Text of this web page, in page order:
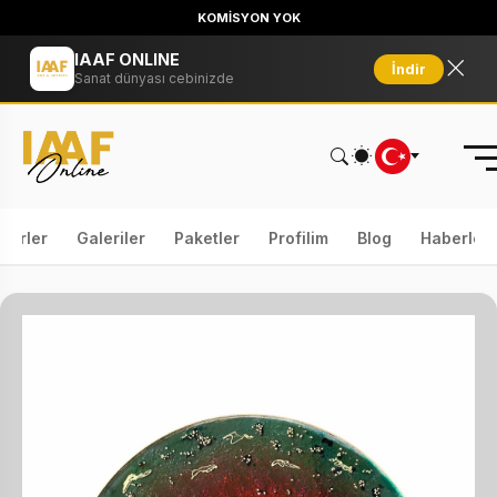
KOMİSYON YOK
IAAF ONLINE
Sanat dünyası cebinizde
İndir
Galeriler Paketler Profilim Blog Haberler